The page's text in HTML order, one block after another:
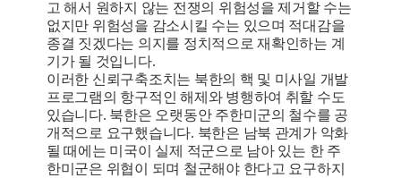
고 해서 원하지 않는 전쟁의 위험성을 제거할 수는
없지만 위험성을 감소시킬 수는 있으며 적대감을
종결 짓겠다는 의지를 정치적으로 재확인하는 계
기가 될 것입니다.
이러한 신뢰구축조치는 북한의 핵 및 미사일 개발
프로그램의 항구적인 해제와 병행하여 취할 수도
있습니다. 북한은 오랫동안 주한미군의 철수를 공
개적으로 요구했습니다. 북한은 남북 관계가 악화
될 때에는 미국이 실제 적군으로 남아 있는 한 주
한미군은 위협이 되며 철군해야 한다고 요구하지